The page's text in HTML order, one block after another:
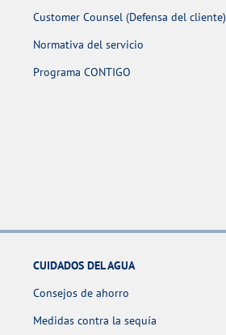
Customer Counsel (Defensa del cliente)
Normativa del servicio
Programa CONTIGO
CUIDADOS DEL AGUA
Consejos de ahorro
Medidas contra la sequía